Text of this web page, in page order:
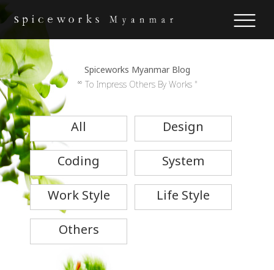
Spiceworks Myanmar Blog
“ To Impress Others By Works "
All
Design
Coding
System
Work Style
Life Style
Others